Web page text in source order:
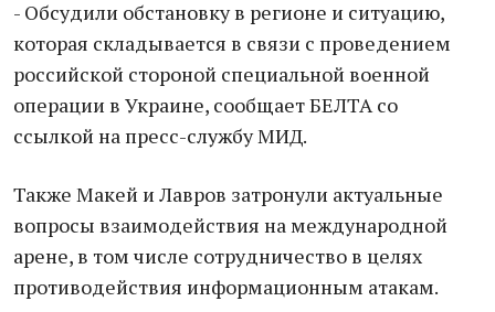
- Обсудили обстановку в регионе и ситуацию,
которая складывается в связи с проведением
российской стороной специальной военной
операции в Украине, сообщает БЕЛТА со
ссылкой на пресс-службу МИД.
Также Макей и Лавров затронули актуальные
вопросы взаимодействия на международной
арене, в том числе сотрудничество в целях
противодействия информационным атакам.